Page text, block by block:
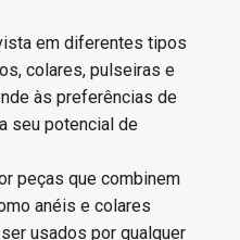
em diferentes tipos
colares, pulseiras e
às preferências de
seu potencial de
peças que combinem
anéis e colares
usados por qualquer